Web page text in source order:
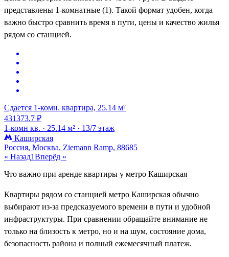
представлены 1-комнатные (1). Такой формат удобен, когда
важно быстро сравнить время в пути, цены и качество жилья
рядом со станцией.
Сдается 1-комн. квартира, 25.14 м²
431373.7 ₽
1-комн кв. · 25.14 м² · 13/7 этаж
Каширская
Россия, Москва, Ziemann Ramp, 88685
« Назад1Вперёд »
Что важно при аренде квартиры у метро Каширская
Квартиры рядом со станцией метро Каширская обычно
выбирают из-за предсказуемого времени в пути и удобной
инфраструктуры. При сравнении обращайте внимание не
только на близость к метро, но и на шум, состояние дома,
безопасность района и полный ежемесячный платеж.